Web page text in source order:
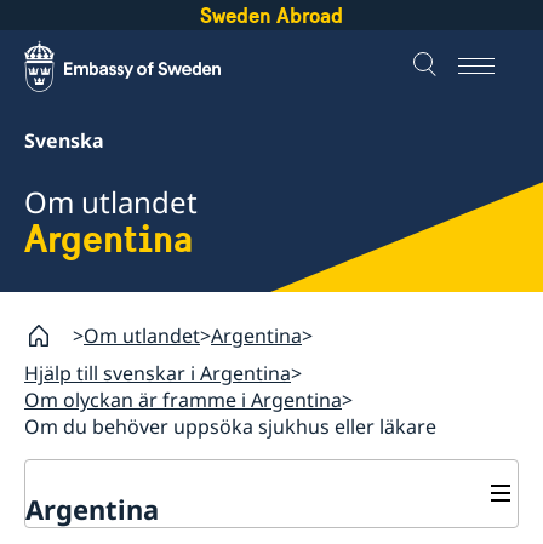
Sweden Abroad
Svenska
Om utlandet
Argentina
Om utlandet Argentina
Hjälp till svenskar i Argentina
Om olyckan är framme i Argentina
Om du behöver uppsöka sjukhus eller läkare
Argentina